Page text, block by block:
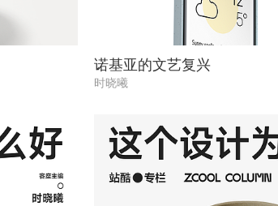
诺基亚的文艺复兴
时晓曦